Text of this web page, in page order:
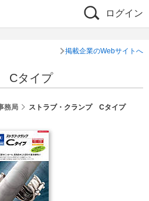
ログイン
掲載企業のWebサイトへ
Cタイプ
務局 ストラブ・クランプ Cタイプ